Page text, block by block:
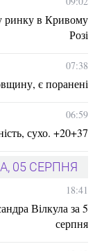
ринку в Кривому
Розі
07:38
є поранені
06:59
сухо. +20+37
05 СЕРПНЯ
18:41
Вілкула за 5
серпня